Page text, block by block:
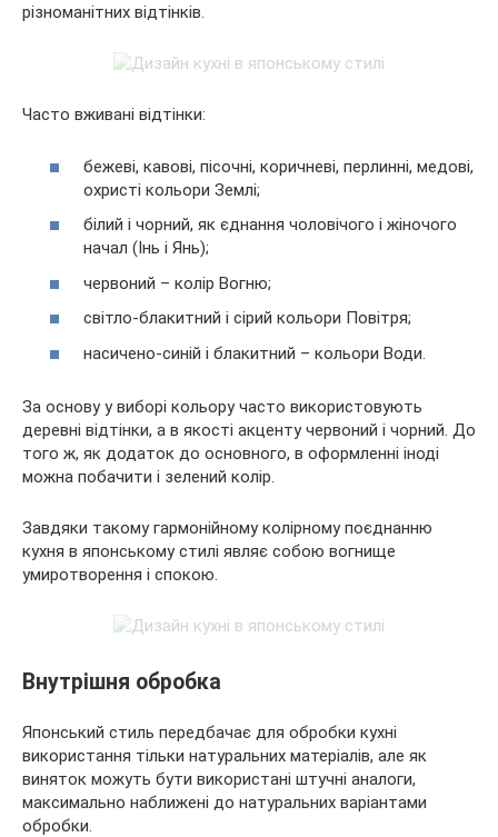
різноманітних відтінків.
Часто вживані відтінки:
бежеві, кавові, пісочні, коричневі, перлинні, медові,
охристі кольори Землі;
білий і чорний, як єднання чоловічого і жіночого
начал (Інь і Янь);
червоний – колір Вогню;
світло-блакитний і сірий кольори Повітря;
насичено-синій і блакитний – кольори Води.
За основу у виборі кольору часто використовують
деревні відтінки, а в якості акценту червоний і чорний. До
того ж, як додаток до основного, в оформленні іноді
можна побачити і зелений колір.
Завдяки такому гармонійному колірному поєднанню
кухня в японському стилі являє собою вогнище
умиротворення і спокою.
Внутрішня обробка
Японський стиль передбачає для обробки кухні
використання тільки натуральних матеріалів, але як
виняток можуть бути використані штучні аналоги,
максимально наближені до натуральних варіантами
обробки.